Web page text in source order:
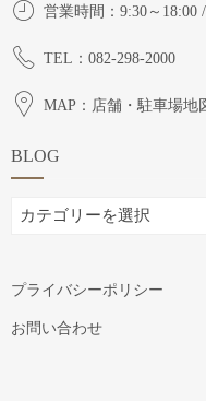
営業時間：9:30～18:00
TEL：082-298-2000
MAP：店舗・駐車場地
BLOG
BLOG
プライバシーポリシー
お問い合わせ